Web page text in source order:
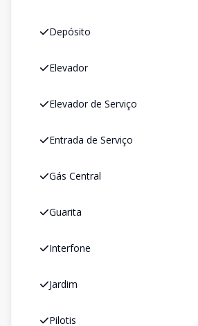
Depósito
Elevador
Elevador de Serviço
Entrada de Serviço
Gás Central
Guarita
Interfone
Jardim
Pilotis